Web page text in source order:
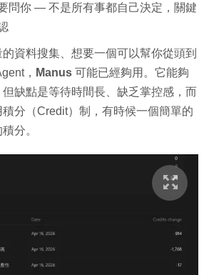
問你 — 不是所有事都自己決定，關鍵
資料搜集、想要一個可以幫你從頭到
， Manus 可能已經夠用。它能夠
缺點是等待時間長、缺乏掌控感，而
積分（Credit）制，有時候一個簡單的
分。